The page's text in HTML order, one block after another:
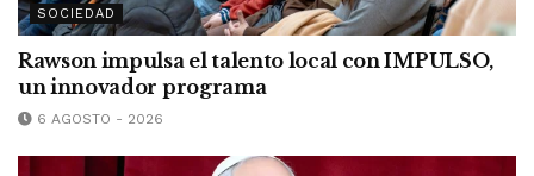
SOCIEDAD
Rawson impulsa el talento local con IMPULSO,
un innovador programa
6 AGOSTO - 2026